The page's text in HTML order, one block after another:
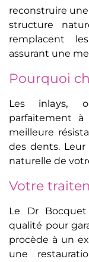
reconstruire
structure
remplacent
assurant une
Pourquoi
Les inlays,
parfaitement
meilleure
des dents. Leur
naturelle de
Votre
Le Dr
qualité pour
procède à un
une